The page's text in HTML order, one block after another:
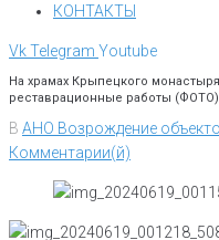
КОНТАКТЫ
VkTelegram Youtube
На храмах Крыпецкого
реставрационные работы (ФОТО)
В АНО Возрождение
Комментарии(й)